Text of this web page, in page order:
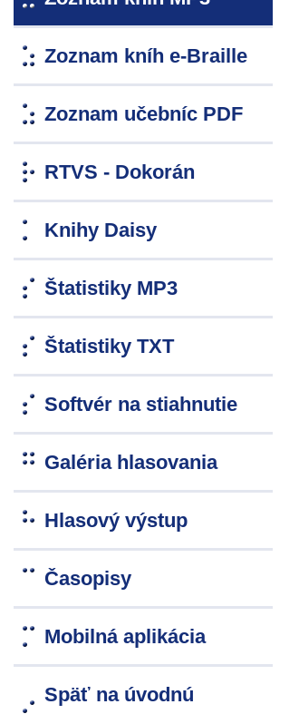
Zoznam kníh e-Braille
Zoznam učebníc PDF
RTVS - Dokorán
Knihy Daisy
Štatistiky MP3
Štatistiky TXT
Softvér na stiahnutie
Galéria hlasovania
Hlasový výstup
Časopisy
Mobilná aplikácia
Späť na úvodnú